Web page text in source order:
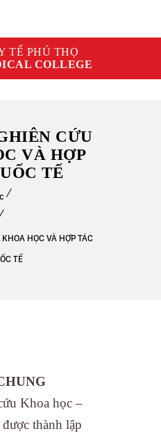
TẾ PHÚ THỌ
COLLEGE
CỨU
VÀ HỢP
TẾ
HỌC VÀ HỢP TÁC
TẾ
Khoa học –
thành lập